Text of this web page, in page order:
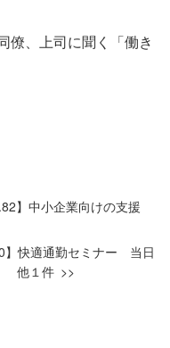
僚、上司に聞く「働き
】中小企業向けの支援
】快適通勤セミナー 当日
他１件